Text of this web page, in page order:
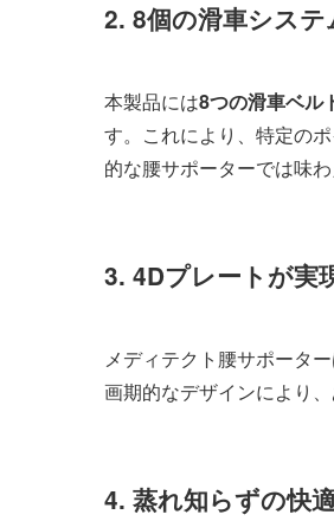
2. 8個の滑車シス
本製品には8つの滑車ベル
す。これにより、特定の
的な腰サポーターでは味
3. 4Dプレートが実
メディテクト腰サポーター
画期的なデザインにより
4. 蒸れ知らずの快